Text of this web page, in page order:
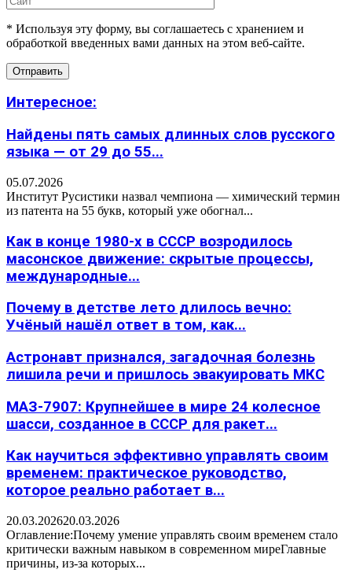
* Используя эту форму, вы соглашаетесь с хранением и
обработкой введенных вами данных на этом веб-сайте.
Интересное:
Найдены пять самых длинных слов русского
языка — от 29 до 55...
05.07.2026
Институт Русистики назвал чемпиона — химический термин
из патента на 55 букв, который уже обогнал...
Как в конце 1980-х в СССР возродилось
масонское движение: скрытые процессы,
международные...
Почему в детстве лето длилось вечно:
Учёный нашёл ответ в том, как...
Астронавт признался, загадочная болезнь
лишила речи и пришлось эвакуировать МКС
МАЗ-7907: Крупнейшее в мире 24 колесное
шасси, созданное в СССР для ракет...
Как научиться эффективно управлять своим
временем: практическое руководство,
которое реально работает в...
20.03.202620.03.2026
Оглавление:Почему умение управлять своим временем стало
критически важным навыком в современном миреГлавные
причины, из-за которых...